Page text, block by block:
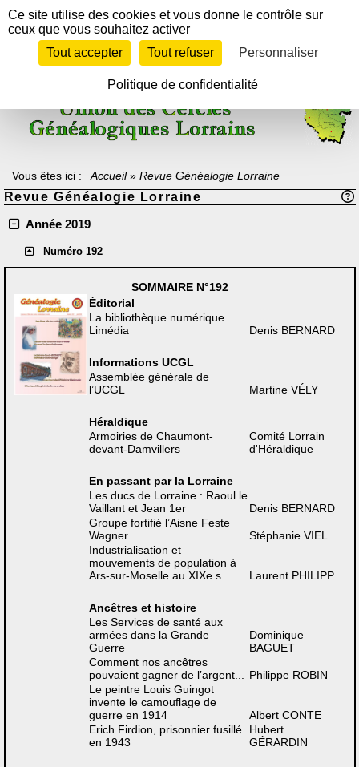
Texte à méditer :
"Celui qui ne sait pas d'où il vient ne peut savoir où il
va, car il ne sait pas où il est.
En ce sens, le passé est la rampe de lancement vers l'avenir".
Archiduc Otto de Lorraine-Habsbourg
Vous êtes ici : Accueil» Revue Généalogie Lorraine
Revue Généalogie Lorraine
Année 2019
Numéro 192
SOMMAIREN°192
Éditorial
La bibliothèque numérique
Limédia
Denis BERNARD
Informations UCGL
Assemblée générale de
l’UCGL
Martine VÉLY
Héraldique
Armoiries de Chaumont-
devant-Damvillers
Comité Lorrain
d'Héraldique
En passant par la Lorraine
Les ducs de Lorraine : Raoul le
Vaillant et Jean 1er
Denis BERNARD
Groupe fortifié l’Aisne Feste
Wagner
Stéphanie VIEL
Industrialisation et
mouvements de population à
Ars-sur-Moselle au XIXe s.
Laurent PHILIPP
Ancêtres et histoire
Les Services de santé aux
armées dans la Grande
Guerre
Dominique
BAGUET
Comment nos ancêtres
pouvaient gagner de l’argent...
Philippe ROBIN
Le peintre Louis Guingot
invente le camouflage de
guerre en 1914
Albert CONTE
Erich Firdion, prisonnier fusillé
en 1943
Hubert
GÉRARDIN
Ce site utilise des cookies et vous donne le contrôle sur
ceux que vous souhaitez activer
Tout accepter
Tout refuser Personnaliser
Politique de confidentialité